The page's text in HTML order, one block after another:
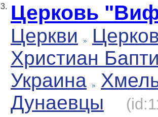
3. Церковь
Церкви
Христиан
Украина
Дунаевцы